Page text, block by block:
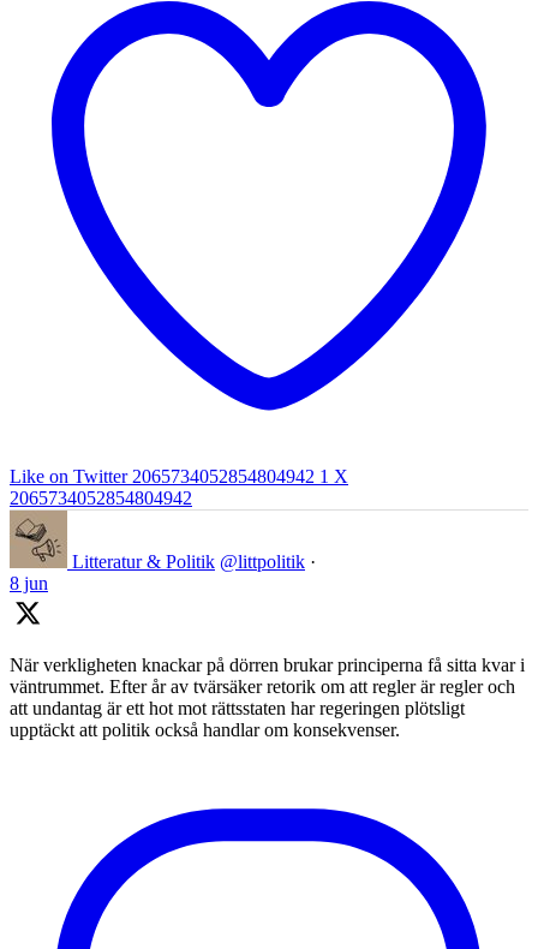
Like on Twitter 2065734052854804942 1 X
2065734052854804942
Litteratur & Politik @littpolitik ·
8 jun
När verkligheten knackar på dörren brukar principerna få sitta kvar i
väntrummet. Efter år av tvärsäker retorik om att regler är regler och
att undantag är ett hot mot rättsstaten har regeringen plötsligt
upptäckt att politik också handlar om konsekvenser.